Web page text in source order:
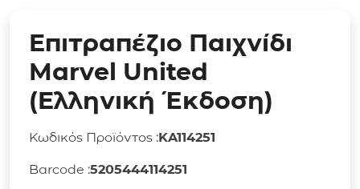
Επιτραπέζιο Παιχνίδι
Marvel United
(Ελληνική Έκδοση)
Κωδικός Προϊόντος :KA114251
Barcode :5205444114251